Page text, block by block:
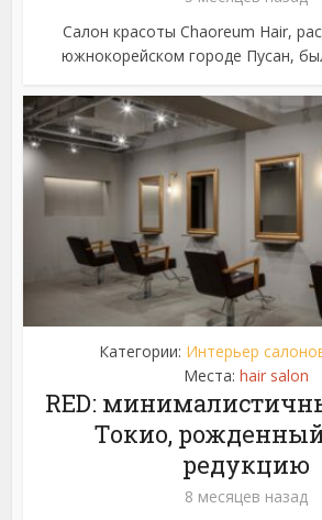
Салон красоты Chaoreum Hair,
южнокорейском городе Пусан,
Категории: Интерьер
Места: hair salon
RED:
Токио,
редукцию
8 месяцев назад